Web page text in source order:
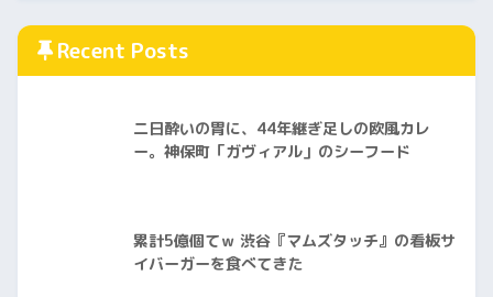
Recent Posts
二日酔いの胃に、44年継ぎ足しの欧風カレ
ー。神保町「ガヴィアル」のシーフード
累計5億個てｗ 渋谷『マムズタッチ』の看板サ
イバーガーを食べてきた